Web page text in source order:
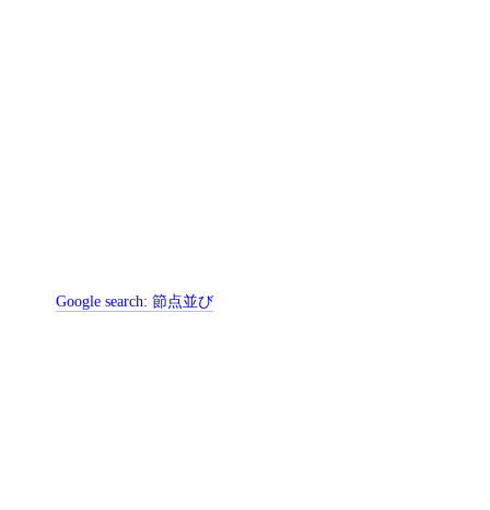
Google search:節点並び